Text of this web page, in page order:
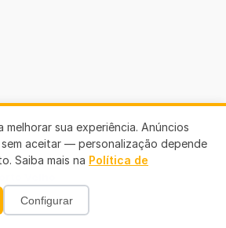
Velho
melhorar sua experiência. Anúncios
aceitar — personalização depende
Saiba mais na Política de
Configurar